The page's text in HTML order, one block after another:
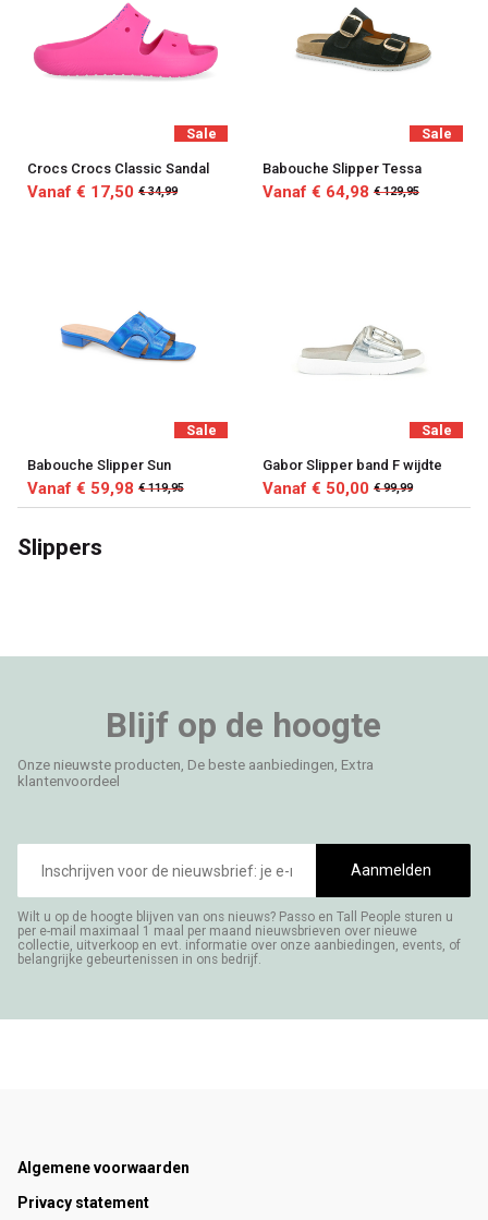
Sale
Crocs Crocs Classic Sandal
Vanaf € 17,50 € 34,99
Sale
Babouche Slipper Tessa
Vanaf € 64,98 € 129,95
Sale
Babouche Slipper Sun
Vanaf € 59,98 € 119,95
Sale
Gabor Slipper band F wijdte
Vanaf € 50,00 € 99,99
Slippers
Blijf op de hoogte
Onze nieuwste producten, De beste aanbiedingen, Extra
klantenvoordeel
E-
mailadres
Aanmelden
Wilt u op de hoogte blijven van ons nieuws? Passo en Tall People sturen u
per e-mail maximaal 1 maal per maand nieuwsbrieven over nieuwe
collectie, uitverkoop en evt. informatie over onze aanbiedingen, events, of
belangrijke gebeurtenissen in ons bedrijf.
Footer
Algemene voorwaarden
Privacy statement